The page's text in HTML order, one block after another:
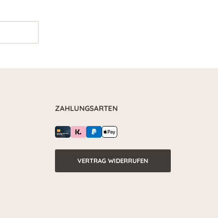
ZAHLUNGSARTEN
VERTRAG WIDERRUFEN